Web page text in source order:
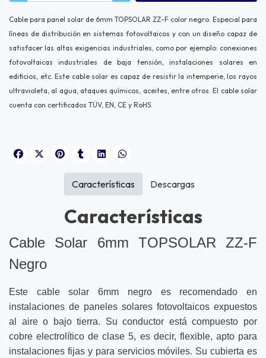
Cable para panel solar de 6mm TOPSOLAR ZZ-F color negro. Especial para
líneas de distribución en sistemas fotovoltaicos y con un diseño capaz de
satisfacer las altas exigencias industriales, como por ejemplo: conexiones
fotovoltaicas industriales de baja tensión, instalaciones solares en
edificios, etc. Este cable solar es capaz de resistir la intemperie, los rayos
ultravioleta, al agua, ataques químicos, aceites, entre otros. El cable solar
cuenta con certificados TÜV, EN, CE y RoHS.
Características
Cable Solar 6mm TOPSOLAR ZZ-F
Negro
Este cable solar 6mm negro es recomendado en
instalaciones de paneles solares fotovoltaicos expuestos
al aire o bajo tierra. Su conductor está compuesto por
cobre electrolítico de clase 5, es decir, flexible, apto para
instalaciones fijas y para servicios móviles. Su cubierta es
Características Descargas